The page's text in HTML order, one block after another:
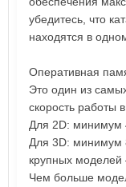
убедитесь, что
находятся в
Оперативная
Это один из
скорость работы
Для 2D: минимум
Для 3D: минимум
крупных моделей
Чем больше